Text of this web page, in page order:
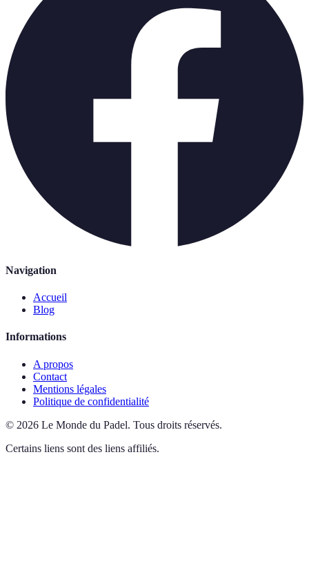
Navigation
Accueil
Blog
Informations
A propos
Contact
Mentions légales
Politique de confidentialité
© 2026 Le Monde du Padel. Tous droits réservés.
Certains liens sont des liens affiliés.